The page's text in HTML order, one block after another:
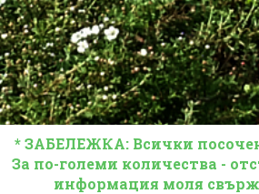
* ЗАБЕЛЕЖКА: Всички
За по-големи количества -
информация моля